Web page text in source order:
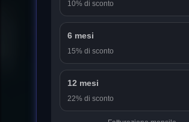
10% di sconto
6 mesi
15% di sconto
12 mesi
22% di sconto